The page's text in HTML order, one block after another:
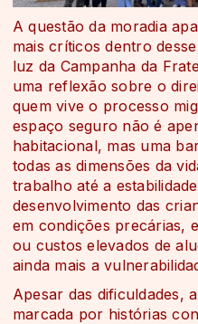
A questão da moradia
mais críticos dentro
luz da Campanha da
uma reflexão sobre o
quem vive o processo
espaço seguro não é
habitacional, mas uma
todas as dimensões da
trabalho até a
desenvolvimento das
em condições precárias,
ou custos elevados de
ainda mais a
Apesar das dificuldades,
marcada por histórias